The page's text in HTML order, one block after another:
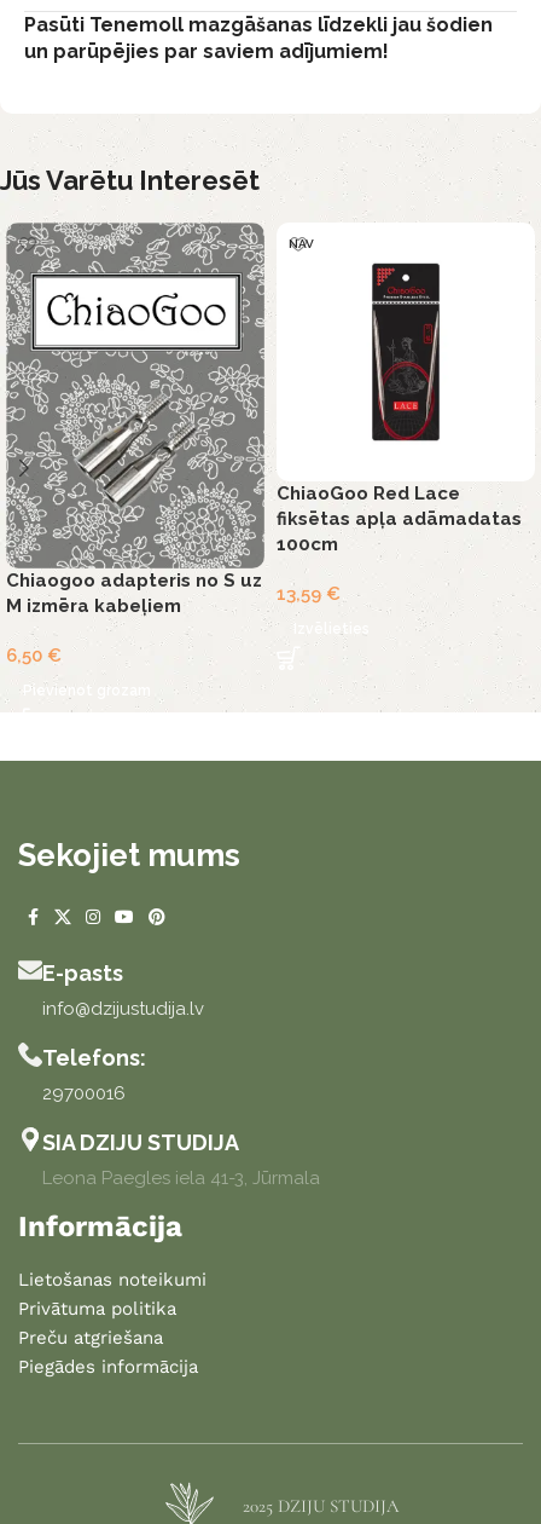
Pasūti Tenemoll mazgāšanas līdzekli jau šodien
un parūpējies par saviem adījumiem!
Jūs Varētu Interesēt
Chiaogoo adapteris no S uz
M izmēra kabeļiem
6,50 €
Pievienot grozam
NAV
ChiaoGoo Red Lace
fiksētas apļa adāmadatas
100cm
13,59€
Izvēlieties
Sekojiet mums
E-pasts
info@dzijustudija.lv
Telefons:
29700016
SIA DZIJU STUDIJA
Leona Paegles iela 41-3, Jūrmala
Informācija
Lietošanas noteikumi
Privātuma politika
Preču atgriešana
Piegādes informācija
2025 DZIJU STUDIJA